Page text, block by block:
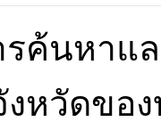
รค้นหาแ
งหวัดขอ